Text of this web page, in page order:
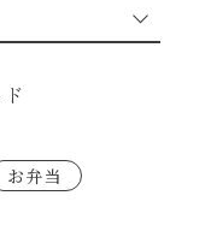
○○の炒め物
お弁当